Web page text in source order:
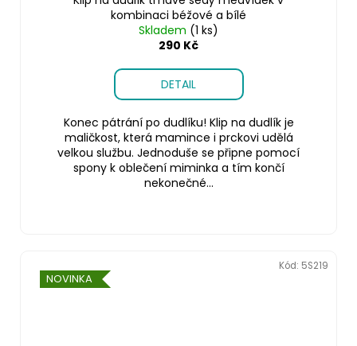
kombinaci béžové a bílé
Skladem (1 ks)
290 Kč
DETAIL
Konec pátrání po dudlíku! Klip na dudlík je
maličkost, která mamince i prckovi udělá
velkou službu. Jednoduše se připne pomocí
spony k oblečení miminka a tím končí
nekonečné...
NOVINKA
Kód: 5S219